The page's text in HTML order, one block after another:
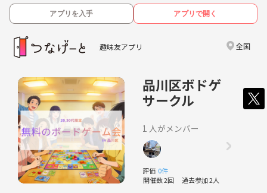
アプリを入手 アプリで開く
趣味友アプリ 全国
品川区ボドゲ
サークル
1 人がメンバー
評価 0件
開催数 2回 過去参加 2人